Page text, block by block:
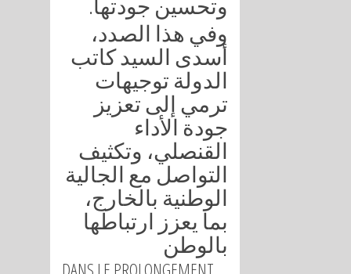
وفي هذا الصدد،
أسدى السيد كاتب
الدولة توجيهات
ترمي إلى تعزيز
جودة الأداء
القنصلي، وتكثيف
التواصل مع الجالية
الوطنية بالخارج،
بما يعزز ارتباطها
بالوطن
DANS LE PROLONGEMENT